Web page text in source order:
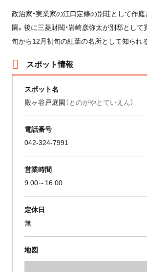
政治家・実業家の江口定條の別荘として作
園。後に三菱財閥・岩崎彦弥太が別邸とし
旬から12月初旬の紅葉の名所として知られる
スポット情報
スポット名
殿ヶ谷戸庭園（とのがやとていえん）
電話番号
042-324-7991
営業時間
9:00～16:00
定休日
無
地図